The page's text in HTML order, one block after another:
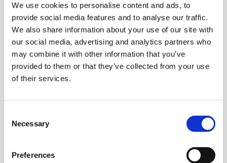
We use cookies to personalise content and ads, to
provide social media features and to analyse our traffic.
We also share information about your use of our site with
our social media, advertising and analytics partners who
may combine it with other information that you’ve
provided to them or that they’ve collected from your use
of their services.
Selection
Necessary
Preferences
UV-, otsoni- ja kemikaalikestäviä, ja niissä on
vahvistettu rakenne.
Tuote-esite
Pistoolien valintaohjelma